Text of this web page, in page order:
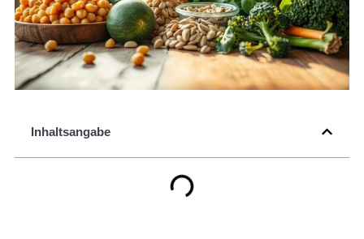
Inhaltsangabe